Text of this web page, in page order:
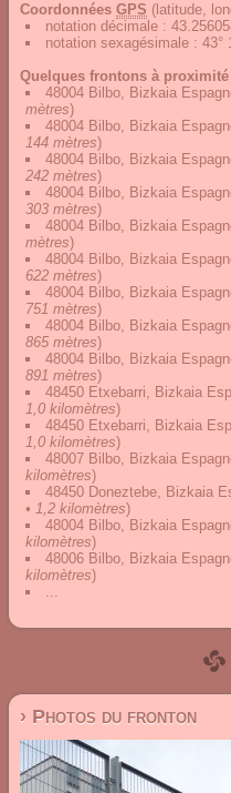
Coordonnées GPS (latitude,
notation décimale :
notation sexagésimale : 43°
Quelques frontons à proximité
48004 Bilbo, Bizkaia
mètres)
48004 Bilbo, Bizkaia
144 mètres)
48004 Bilbo, Bizkaia
242 mètres)
48004 Bilbo, Bizkaia
303 mètres)
48004 Bilbo, Bizkaia
mètres)
48004 Bilbo, Bizkaia
622 mètres)
48004 Bilbo, Bizkaia
751 mètres)
48004 Bilbo, Bizkaia
865 mètres)
48004 Bilbo, Bizkaia
891 mètres)
48450 Etxebarri, Bizkaia
1,0 kilomètres)
48450 Etxebarri, Bizkaia
1,0 kilomètres)
48007 Bilbo, Bizkaia
kilomètres)
48450 Doneztebe, Bizkaia
• 1,2 kilomètres)
48004 Bilbo, Bizkaia
kilomètres)
48006 Bilbo, Bizkaia
kilomètres)
...
› Photos du fronton